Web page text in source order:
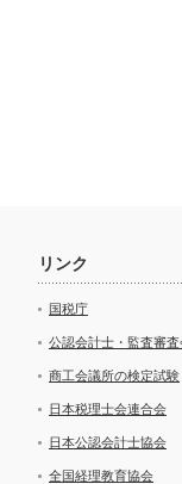
リンク
国税庁
公認会計士・監査審査
商工会議所の検定試験
日本税理士会連合会
日本公認会計士協会
全国経理教育協会